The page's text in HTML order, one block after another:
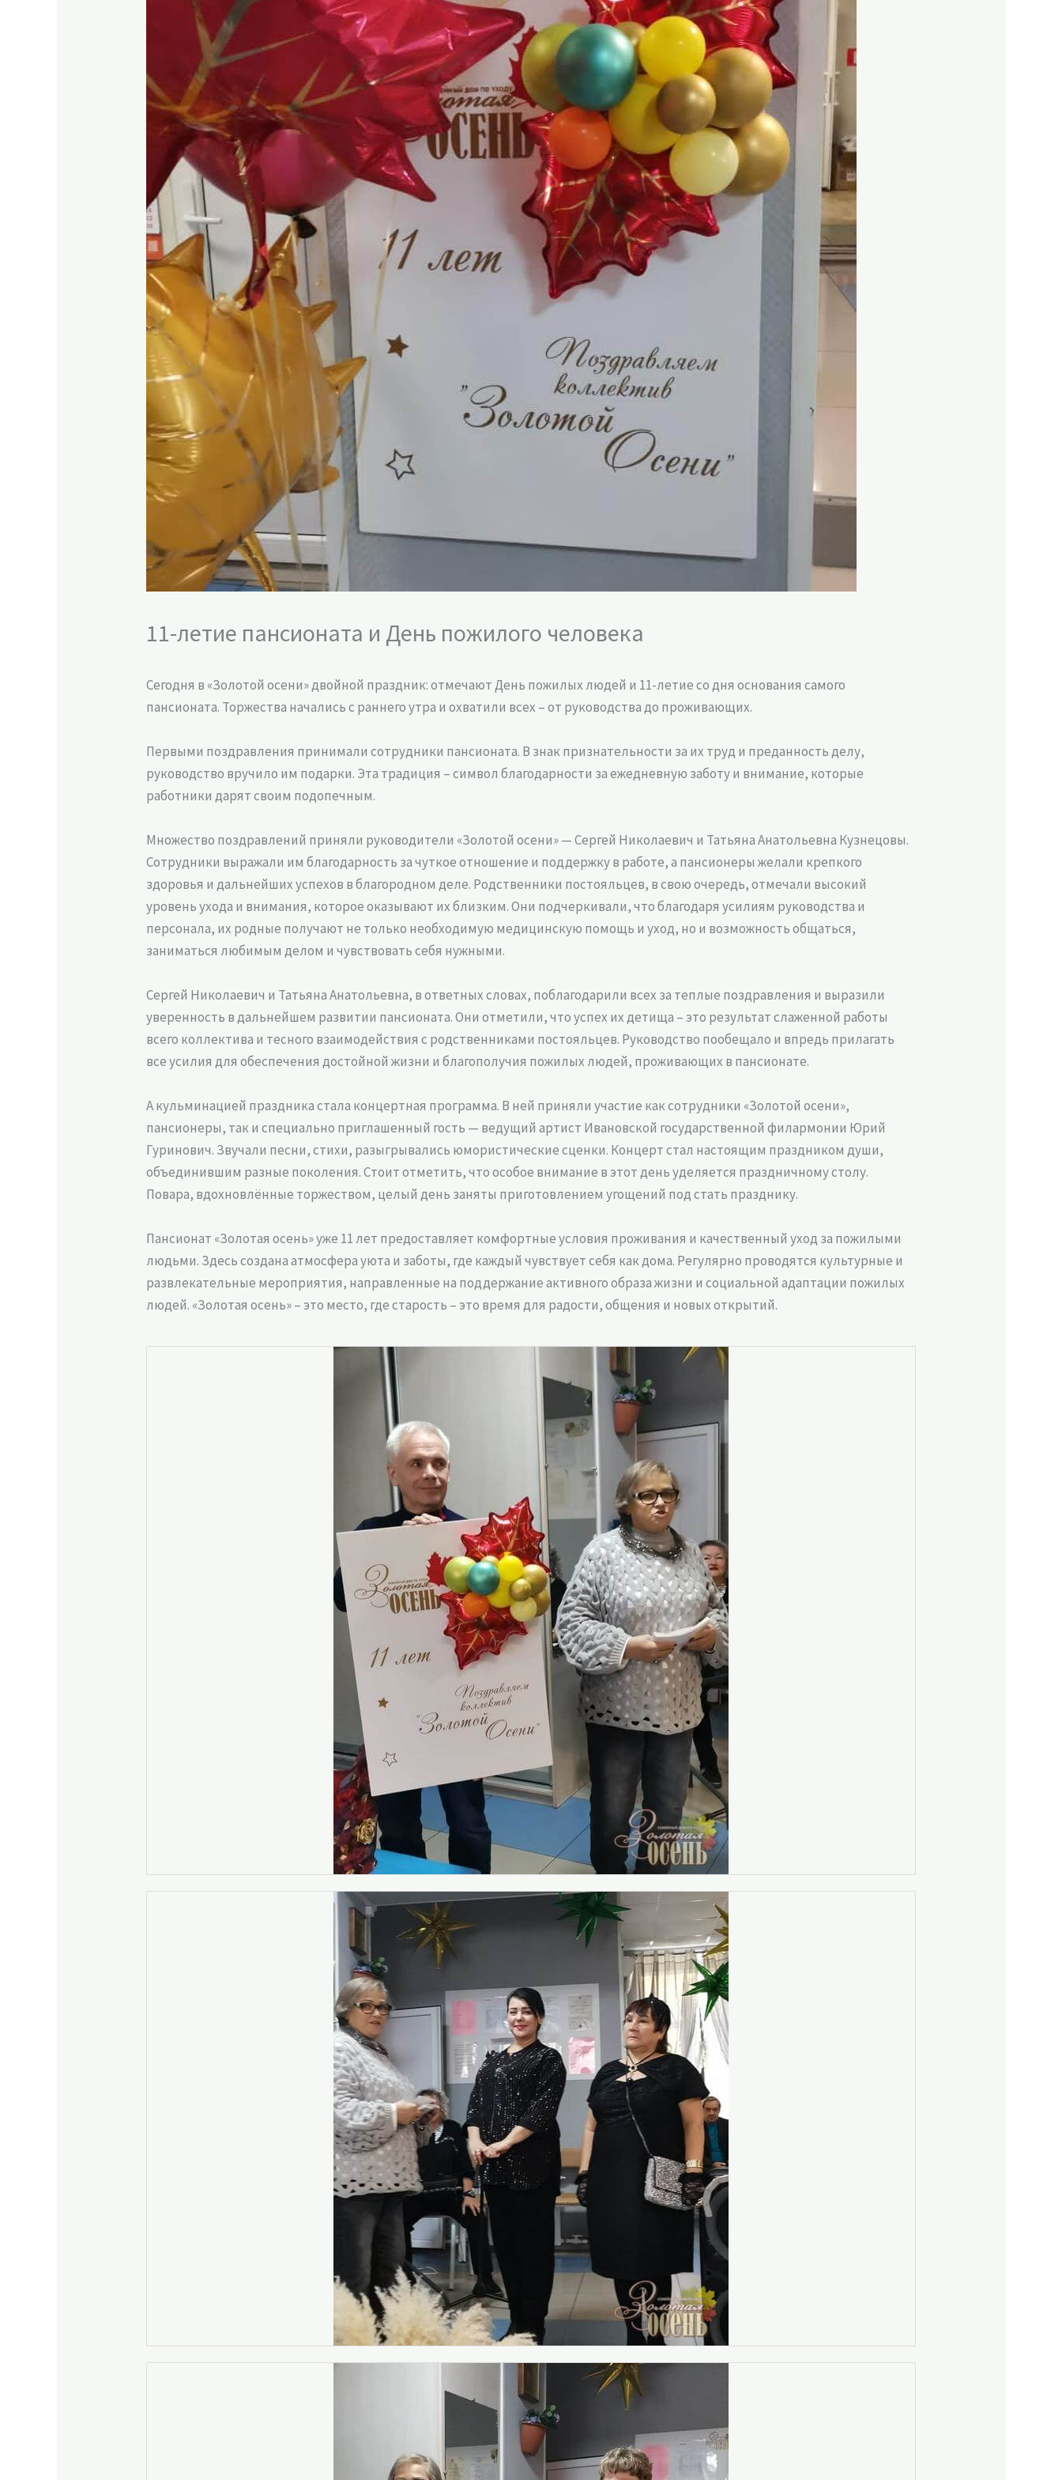
11-летие пансионата и День пожилого человека
Сегодня в «Золотой осени» двойной праздник: отмечают День пожилых людей и 11-летие со дня основания самого
пансионата. Торжества начались с раннего утра и охватили всех – от руководства до проживающих.
Первыми поздравления принимали сотрудники пансионата. В знак признательности за их труд и преданность делу,
руководство вручило им подарки. Эта традиция – символ благодарности за ежедневную заботу и внимание, которые
работники дарят своим подопечным.
Множество поздравлений приняли руководители «Золотой осени» — Сергей Николаевич и Татьяна Анатольевна Кузнецовы.
Сотрудники выражали им благодарность за чуткое отношение и поддержку в работе, а пансионеры желали крепкого
здоровья и дальнейших успехов в благородном деле. Родственники постояльцев, в свою очередь, отмечали высокий
уровень ухода и внимания, которое оказывают их близким. Они подчеркивали, что благодаря усилиям руководства и
персонала, их родные получают не только необходимую медицинскую помощь и уход, но и возможность общаться,
заниматься любимым делом и чувствовать себя нужными.
Сергей Николаевич и Татьяна Анатольевна, в ответных словах, поблагодарили всех за теплые поздравления и выразили
уверенность в дальнейшем развитии пансионата. Они отметили, что успех их детища – это результат слаженной работы
всего коллектива и тесного взаимодействия с родственниками постояльцев. Руководство пообещало и впредь прилагать
все усилия для обеспечения достойной жизни и благополучия пожилых людей, проживающих в пансионате.
А кульминацией праздника стала концертная программа. В ней приняли участие как сотрудники «Золотой осени»,
пансионеры, так и специально приглашенный гость — ведущий артист Ивановской государственной филармонии Юрий
Гуринович. Звучали песни, стихи, разыгрывались юмористические сценки. Концерт стал настоящим праздником души,
объединившим разные поколения. Стоит отметить, что особое внимание в этот день уделяется праздничному столу.
Повара, вдохновлённые торжеством, целый день заняты приготовлением угощений под стать празднику.
Пансионат «Золотая осень» уже 11 лет предоставляет комфортные условия проживания и качественный уход за пожилыми
людьми. Здесь создана атмосфера уюта и заботы, где каждый чувствует себя как дома. Регулярно проводятся культурные и
развлекательные мероприятия, направленные на поддержание активного образа жизни и социальной адаптации пожилых
людей. «Золотая осень» – это место, где старость – это время для радости, общения и новых открытий.